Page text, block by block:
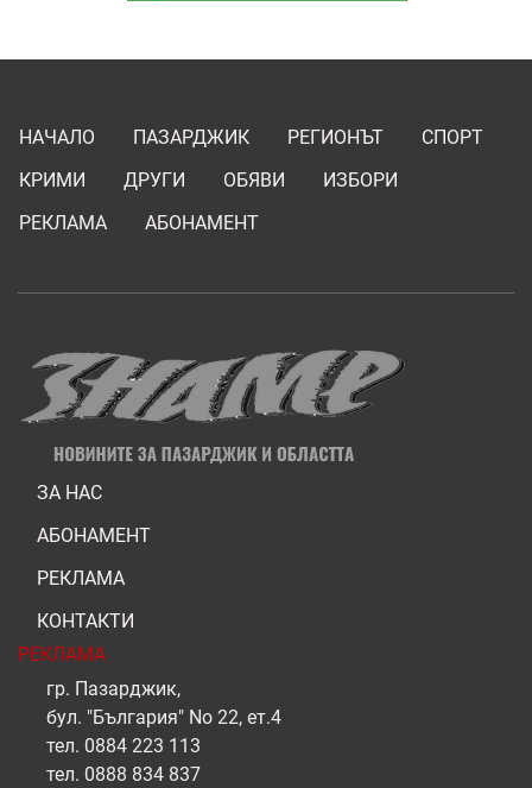
НАЧАЛО ПАЗАРДЖИК РЕГИОНЪТ
СПОРТ
КРИМИ
ДРУГИ ОБЯВИ
ИЗБОРИ
РЕКЛАМА
АБОНАМЕНТ
ЗА НАС
АБОНАМЕНТ
РЕКЛАМА
КОНТАКТИ
РЕКЛАМА
гр. Пазарджик,
бул. "България" No 22, ет.4
тел. 0884 223 113
тел. 0888 834 837